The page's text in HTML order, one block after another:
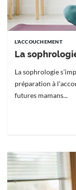
L'ACCOUCHEMENT
La
La sophrologie
préparation à
futures mamans...